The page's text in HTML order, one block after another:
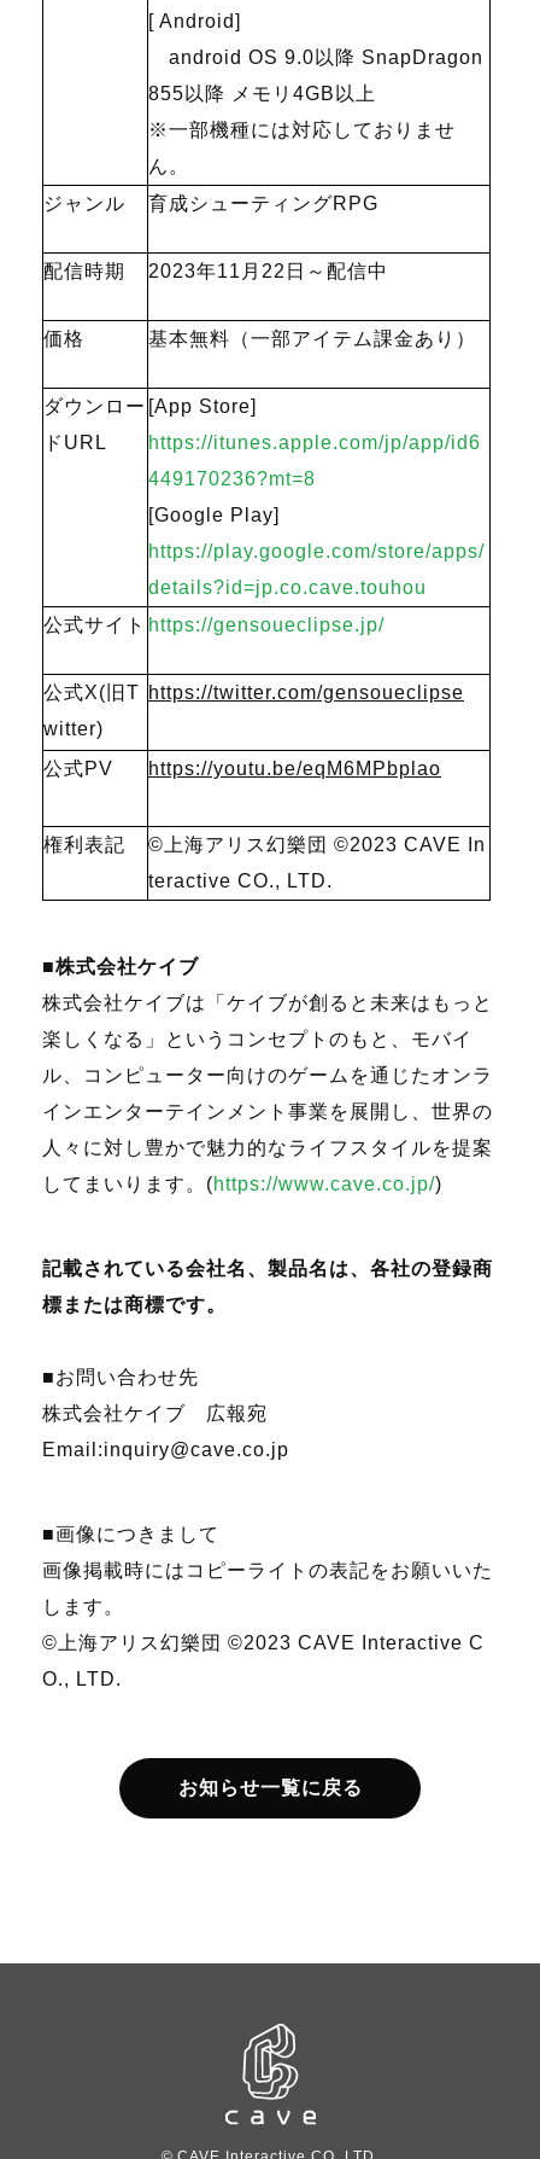
[ Android]
android OS 9.0以降 SnapDragon
855以降 メモリ4GB以上
※一部機種には対応しておりませ
ん。
ジャンル
育成シューティングRPG
配信時期 2023年11月22日～配信中
価格 基本無料（一部アイテム課金あり）
ダウンロー
ドURL
[App Store]
https://itunes.apple.com/jp/app/id6
449170236?mt=8
[Google Play]
https://play.google.com/store/apps/
details?id=jp.co.cave.touhou
公式サイト https://gensoueclipse.jp/
公式X(旧T
witter)
https://twitter.com/gensoueclipse
公式PV https://youtu.be/eqM6MPbplao
権利表記 ©上海アリス幻樂団 ©2023 CAVE In
teractive CO., LTD.
■株式会社ケイブ
株式会社ケイブは「ケイブが創ると未来はもっと
楽しくなる」というコンセプトのもと、モバイ
ル、コンピューター向けのゲームを通じたオンラ
インエンターテインメント事業を展開し、世界の
人々に対し豊かで魅力的なライフスタイルを提案
してまいります。 (https://www.cave.co.jp/)
記載されている会社名、製品名は、各社の登録商
標または商標です。
■お問い合わせ先
株式会社ケイブ 広報宛
Email:inquiry@cave.co.jp
■画像につきまして
画像掲載時にはコピーライトの表記をお願いいた
します。
©上海アリス幻樂団 ©2023 CAVE Interactive C
O., LTD.
お知らせ一覧に戻る